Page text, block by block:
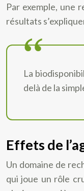
Par exemple, une
résultats
La
delà de la
Effets de
Un domaine de
qui joue un rôle